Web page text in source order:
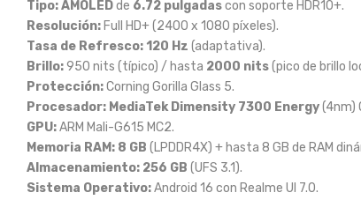
Tipo:AMOLEDde 6.72 pulgadascon soporte HDR10+.
Resolución: Full HD+ (2400 x 1080 píxeles).
Tasa de Refresco: 120 Hz (adaptativa).
Brillo:950 nits (típico) / hasta 2000 nits(pico de brillo
Protección:Corning Gorilla Glass 5.
Procesador: MediaTek Dimensity 7300 Energy(4nm)
GPU:ARM Mali-G615 MC2.
Memoria RAM: 8 GB (LPDDR4X) + hasta 8 GB de RAM
Almacenamiento: 256 GB (UFS 3.1).
Sistema Operativo:Android 16 con Realme UI 7.0.